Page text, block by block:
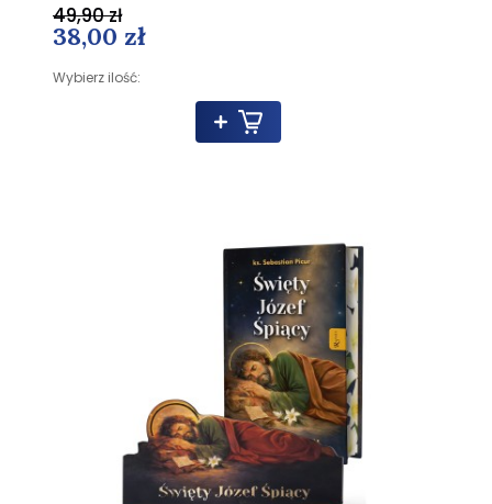
38,00 zł
Wybierz ilość:
49,90 zł